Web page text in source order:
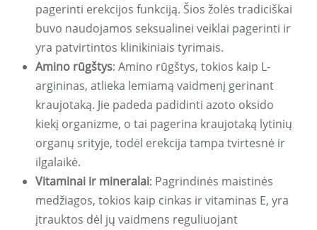
pagerinti erekcijos funkciją. Šios žolės tradiciškai
buvo naudojamos seksualinei veiklai pagerinti ir
yra patvirtintos klinikiniais tyrimais.
Amino rūgštys: Amino rūgštys, tokios kaip L-
argininas, atlieka lemiamą vaidmenį gerinant
kraujotaką. Jie padeda padidinti azoto oksido
kiekį organizme, o tai pagerina kraujotaką lytinių
organų srityje, todėl erekcija tampa tvirtesnė ir
ilgalaikė.
Vitaminai ir mineralai: Pagrindinės maistinės
medžiagos, tokios kaip cinkas ir vitaminas E, yra
įtrauktos dėl jų vaidmens reguliuojant